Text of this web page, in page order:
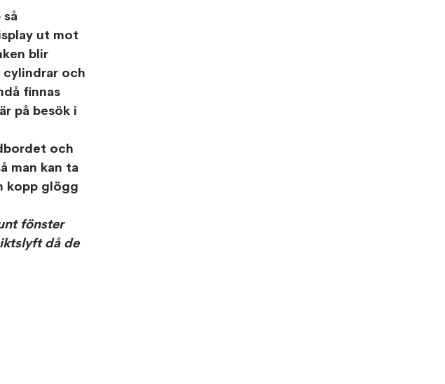
så
ut mot
blir
cylindrar och
finnas
på besök i
och
man kan ta
kopp glögg
fönster
då de